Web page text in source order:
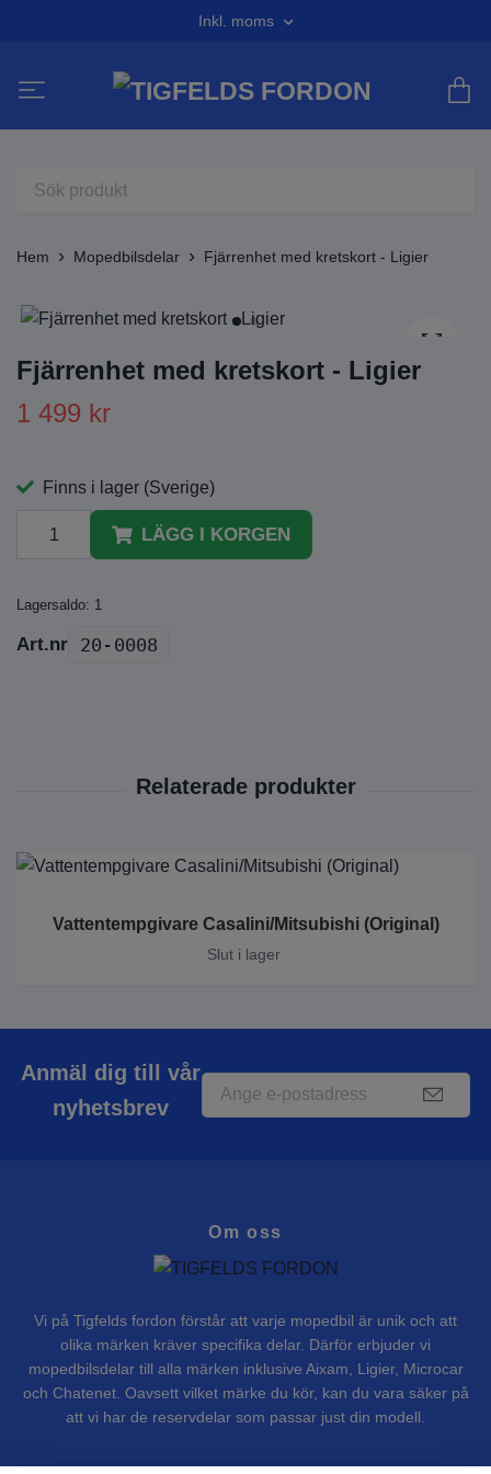
Inkl. moms
Hem Mopedbilsdelar Fjärrenhet med kretskort - Ligier
Fjärrenhet med kretskort - Ligier
1 499 kr
Finns i lager (Sverige)
LÄGG I KORGEN
Lagersaldo: 1
20-0008
Vattentempgivare Casalini/Mitsubishi (Original)
Slut i lager
Anmäl dig till vår
nyhetsbrev
Om oss
Vi på Tigfelds fordon förstår att varje mopedbil är unik och att
olika märken kräver specifika delar. Därför erbjuder vi
mopedbilsdelar till alla märken inklusive Aixam, Ligier, Microcar
och Chatenet. Oavsett vilket märke du kör, kan du vara säker på
att vi har de reservdelar som passar just din modell.